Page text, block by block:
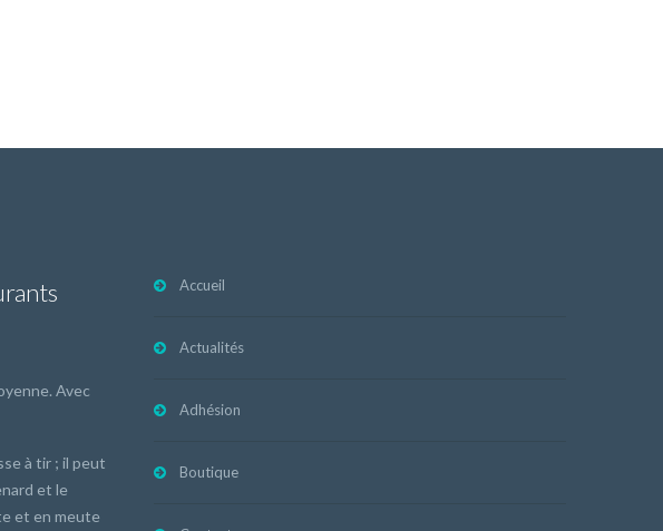
Avec
à tir ; il peut
et le
et en meute
Accueil
Actualités
Adhésion
Boutique